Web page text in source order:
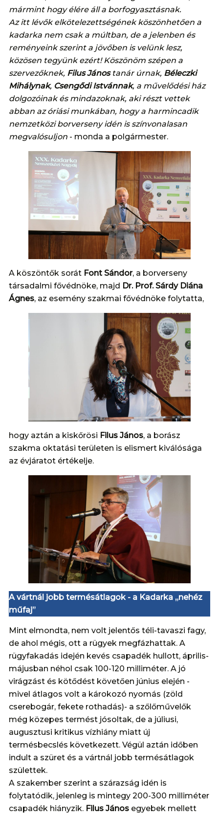
mármint hogy élére áll a borfogyasztásnak.
Az itt lévők elkötelezettségének köszönhetően a
kadarka nem csak a múltban, de a jelenben és
reményeink szerint a jövőben is velünk lesz,
közösen tegyünk ezért! Köszönöm szépen a
szervezőknek, Filus Jánostanár úrnak, Béleczki
Mihálynak, Csengődi Istvánnak, a művelődési ház
dolgozóinak és mindazoknak, aki részt vettek
abban az óriási munkában, hogy a harmincadik
nemzetközi borverseny idén is színvonalasan
megvalósuljon - monda a polgármester.
A köszöntők sorát Font Sándor, a borverseny
társadalmi fővédnöke, majd Dr. Prof. Sárdy Diána
Ágnes, az esemény szakmai fővédnöke folytatta,
hogy aztán a kiskőrösi Filus János, a borász
szakma oktatási területen is elismert kiválósága
az évjáratot értékelje.
A vártnál jobb termésátlagok - a Kadarka „nehéz
műfaj”
Mint elmondta, nem volt jelentős téli-tavaszi fagy,
de ahol mégis, ott a rügyek megfázhattak. A
rügyfakadás idején kevés csapadék hullott, április-
májusban néhol csak 100-120 milliméter. A jó
virágzást és kötődést követően június elején -
mivel átlagos volt a károkozó nyomás (zöld
cserebogár, fekete rothadás)- a szőlőművelők
még közepes termést jósoltak, de a júliusi,
augusztusi kritikus vízhiány miatt új
termésbecslés következett. Végül aztán időben
indult a szüret és a vártnál jobb termésátlagok
születtek.
A szakember szerint a szárazság idén is
folytatódik, jelenleg is mintegy 200-300 milliméter
csapadék hiányzik. Filus János egyebek mellett